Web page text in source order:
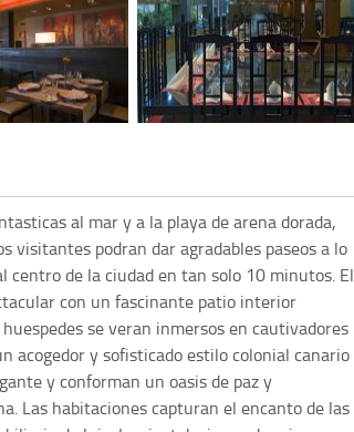
al mar y a la playa de arena dorada,
visitantes podran dar agradables paseos a lo
centro de la ciudad en tan solo 10 minutos. El
con un fascinante patio interior
se veran inmersos en cautivadores
acogedor y sofisticado estilo colonial canario
y conforman un oasis de paz y
Las habitaciones capturan el encanto de las